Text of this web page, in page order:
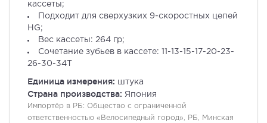
кассеты;
Подходит для сверхузких 9-скоростных цепей
HG;
Вес кассеты: 264 гр;
Сочетание зубьев в кассете: 11-13-15-17-20-23-
26-30-34T
Единица измерения: штука
Страна производства: Япония
Импортёр в РБ: Общество с ограниченной
ответственностью «Велосипедный город», РБ, Минская